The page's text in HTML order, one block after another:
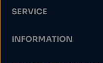
SERVICE
INFORMATION